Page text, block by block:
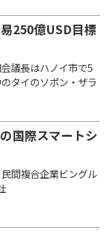
250億USD目標
議長はハノイ市で5
タイのソポン・ザラ
国際スマートシ
間複合企業ビングル